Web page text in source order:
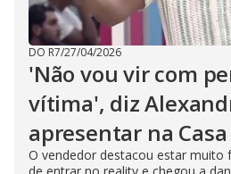
DO R7/27/04/2026
'Não vou vir com
vítima', diz
apresentar na
O vendedor destacou estar muito